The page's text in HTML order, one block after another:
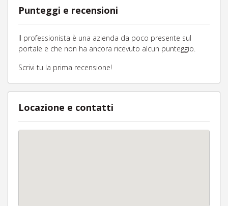
Punteggi e recensioni
Il professionista è una azienda da poco presente sul
portale e che non ha ancora ricevuto alcun punteggio.
Scrivi tu la prima recensione!
Locazione e contatti